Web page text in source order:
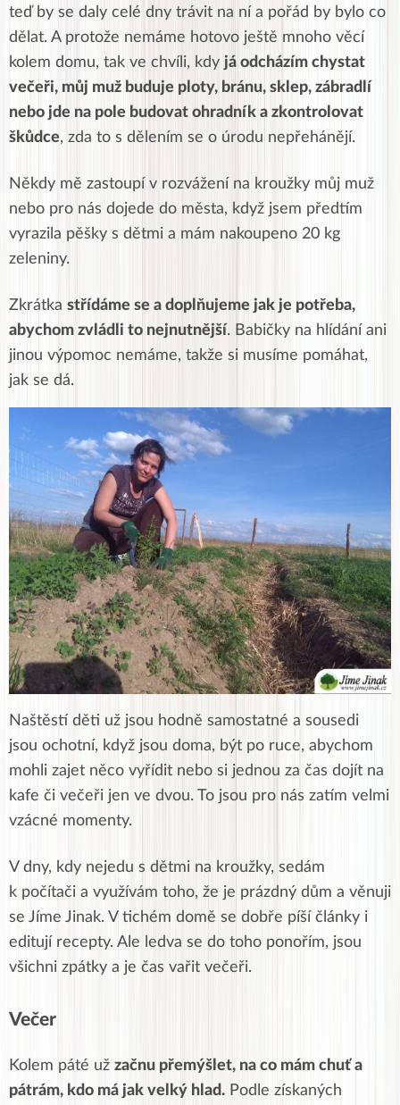
teď by se daly celé dny trávit na ní a pořád by bylo co
dělat. A protože nemáme hotovo ještě mnoho věcí
kolem domu, tak ve chvíli, kdy já odcházím chystat
večeři, můj muž buduje ploty, bránu, sklep, zábradlí
nebo jde na pole budovat ohradník a zkontrolovat
škůdce, zda to s dělením se o úrodu nepřehánějí.
Někdy mě zastoupí v rozvážení na kroužky můj muž
nebo pro nás dojede do města, když jsem předtím
vyrazila pěšky s dětmi a mám nakoupeno 20 kg
zeleniny.
Zkrátka střídáme se a doplňujeme jak je potřeba,
abychom zvládli to nejnutnější. Babičky na hlídání ani
jinou výpomoc nemáme, takže si musíme pomáhat,
jak se dá.
Naštěstí děti už jsou hodně samostatné a sousedi
jsou ochotní, když jsou doma, být po ruce, abychom
mohli zajet něco vyřídit nebo si jednou za čas dojít na
kafe či večeři jen ve dvou. To jsou pro nás zatím velmi
vzácné momenty.
V dny, kdy nejedu s dětmi na kroužky, sedám
k počítači a využívám toho, že je prázdný dům a věnuji
se Jíme Jinak. V tichém domě se dobře píší články i
editují recepty. Ale ledva se do toho ponořím, jsou
všichni zpátky a je čas vařit večeři.
Večer
Kolem páté už začnu přemýšlet, na co mám chuť a
pátrám, kdo má jak velký hlad. Podle získaných